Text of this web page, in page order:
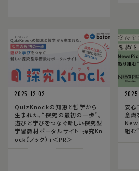
2025.12.02
QuizKnockの知恵と哲学から
生まれた、“探究の最初の一歩”。
遊びと学びをつなぐ新しい探究型
学習教材ポータルサイト「探究Kn
ock（ノック）」＜PR＞
安心
意識
組む